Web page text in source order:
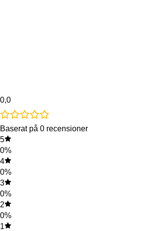
0,0
Baserat på 0 recensioner
5
0%
4
0%
3
0%
2
0%
1